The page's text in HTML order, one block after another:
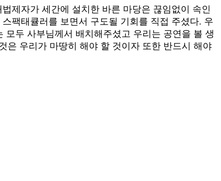
제자가 세간에 설치한 바른 마당은 끊임없이 속인
팩태큘러를 보면서 구도될 기회를 직접 주셨다. 우
두 사부님께서 배치해주셨고 우리는 공연을 볼 생
은 우리가 마땅히 해야 할 것이자 또한 반드시 해야